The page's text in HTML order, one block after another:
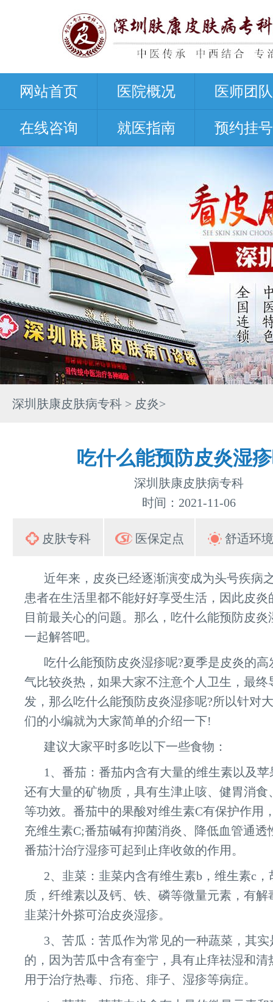
网站首页 医院概况 医师团队
在线咨询 就医指南 预约挂号
深圳肤康皮肤病专科 > 皮炎>
吃什么能预防皮炎湿
深圳肤康皮肤病专科
时间：2021-11-06
皮肤专科 医保定点 舒适环境
近年来，皮炎已经逐渐演变成为头号疾病
患者在生活里都不能好好享受生活，因此皮炎
目前最关心的问题。那么，吃什么能预防皮炎
一起解答吧。
吃什么能预防皮炎湿疹呢?夏季是皮炎的
气比较炎热，如果大家不注意个人卫生，最终
发，那么吃什么能预防皮炎湿疹呢?所以针对
们的小编就为大家简单的介绍一下!
建议大家平时多吃以下一些食物：
1、番茄：番茄内含有大量的维生素以及
还有大量的矿物质，具有生津止咳、健胃消食
等功效。番茄中的果酸对维生素C有保护作用
充维生素C;番茄碱有抑菌消炎、降低血管通透
番茄汁治疗湿疹可起到止痒收敛的作用。
2、韭菜：韭菜内含有维生素b，维生素c
质，纤维素以及钙、铁、磷等微量元素，有
韭菜汁外搽可治皮炎湿疹。
3、苦瓜：苦瓜作为常见的一种蔬菜，其
的，因为苦瓜中含有奎宁，具有止痒祛湿和清
用于治疗热毒、疖疮、痱子、湿疹等病症。